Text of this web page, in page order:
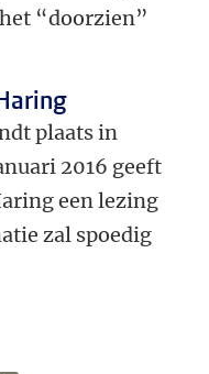
“doorzien”
plaats in
2016 geeft
een lezing
zal spoedig